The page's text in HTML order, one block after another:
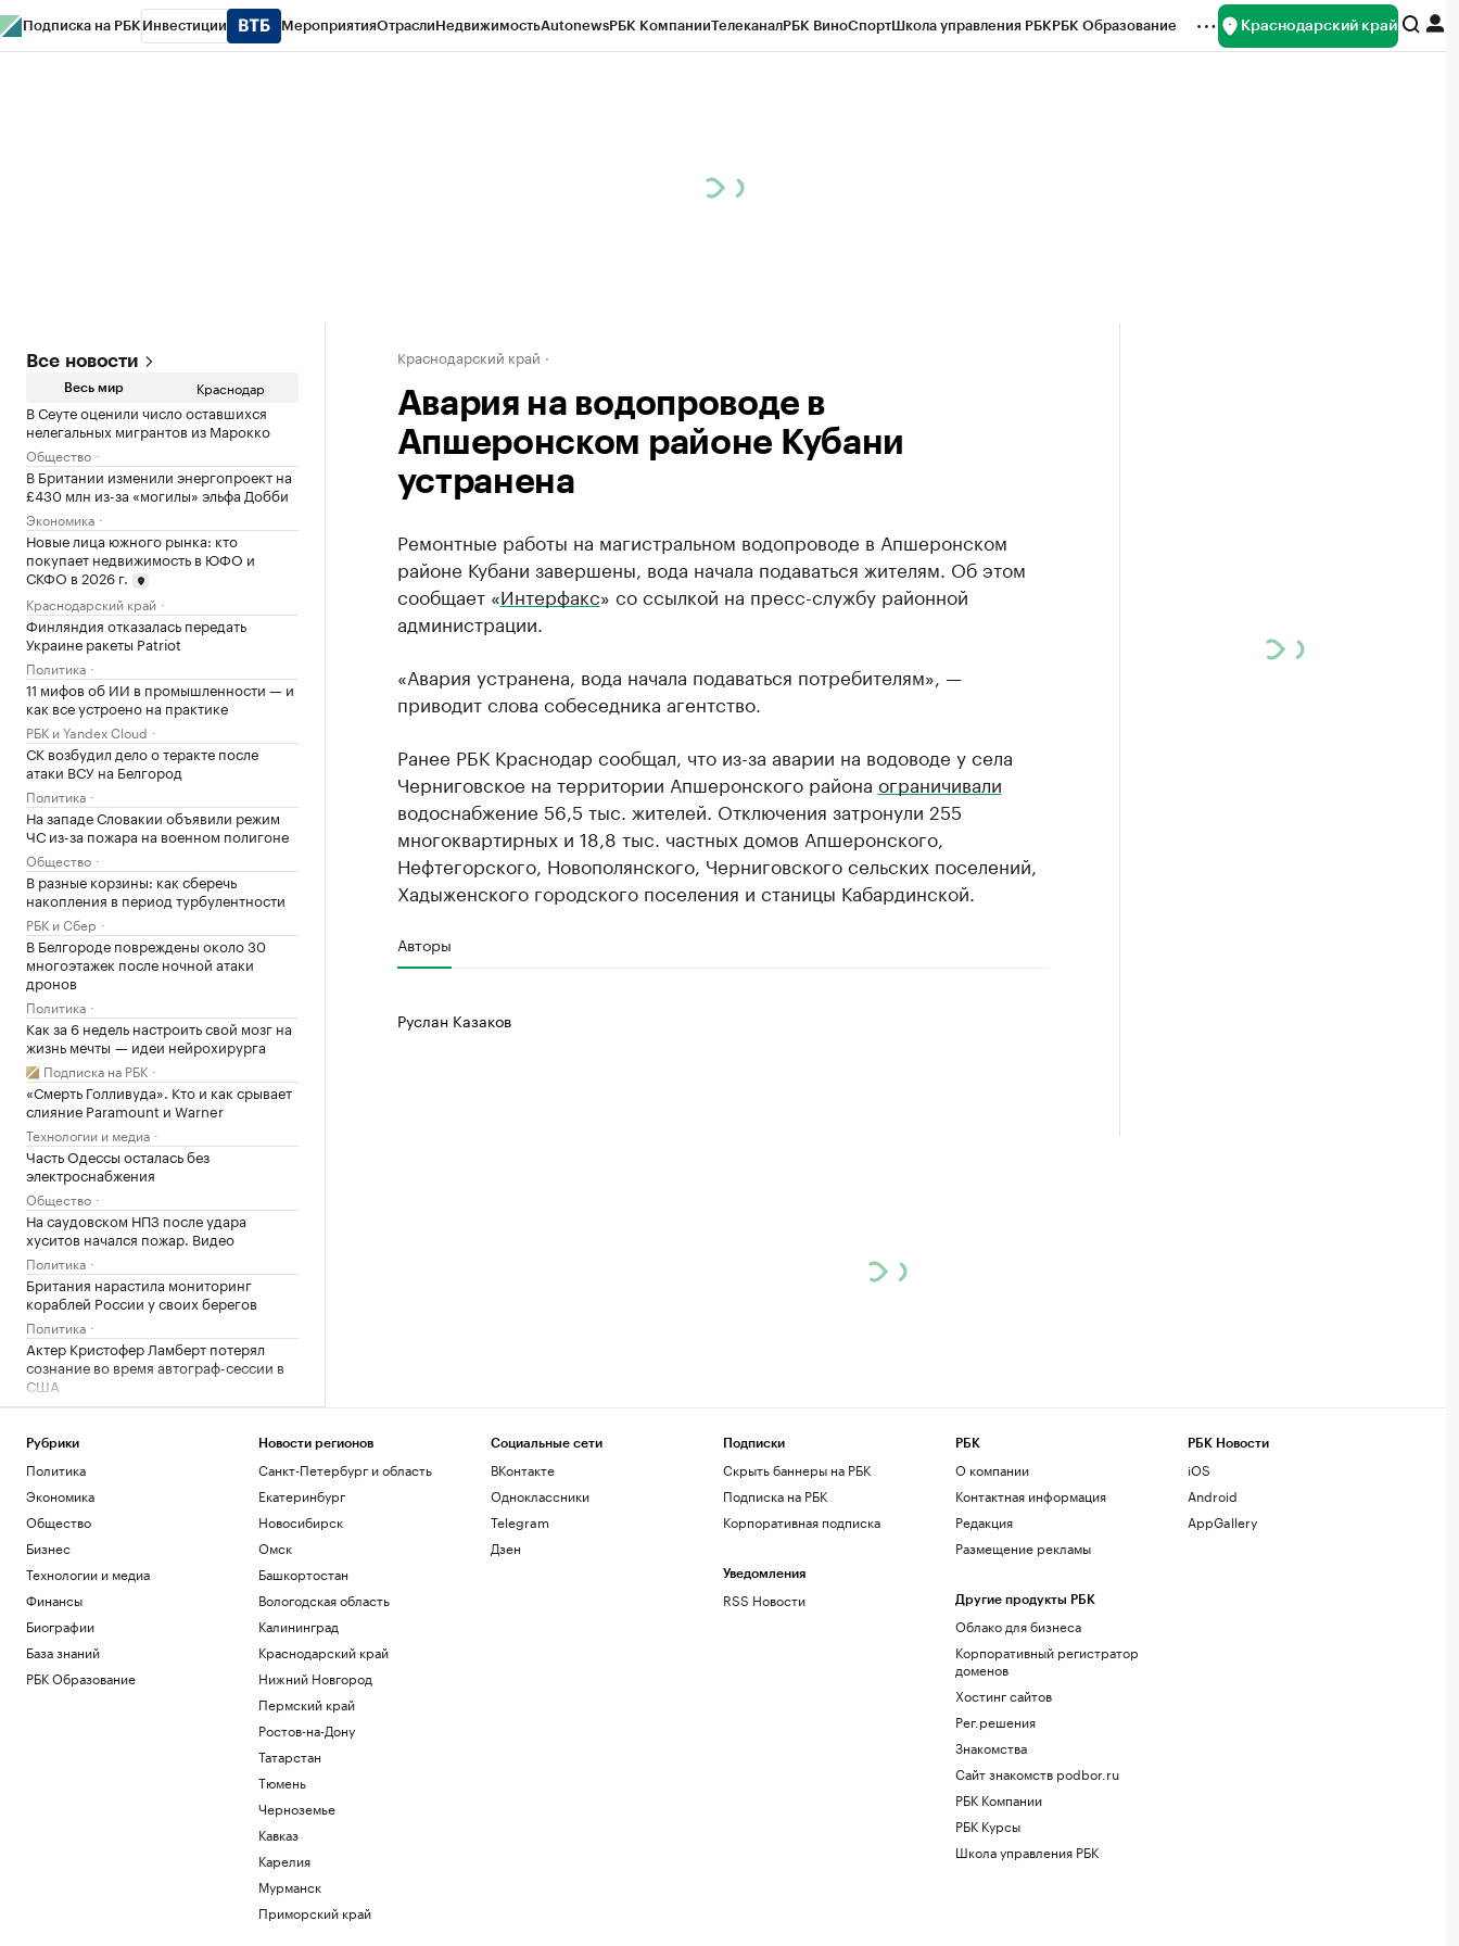
Подписка на РБК Инвестиции МероприятияОтраслиНедвижимостьAutonewsРБК КомпанииТелеканалРБК ВиноСпортШкола управления РБКРБК Образование Краснодарский край
Все новости
Весь мир Краснодар
В Сеуте оценили число оставшихся
нелегальных мигрантов из Марокко
Общество
В Британии изменили энергопроект на
£430 млн из-за «могилы» эльфа Добби
Экономика
Новые лица южного рынка: кто
покупает недвижимость в ЮФО и
СКФО в 2026 г.
Краснодарский край
Финляндия отказалась передать
Украине ракеты Patriot
Политика
11 мифов об ИИ в промышленности — и
как все устроено на практике
РБК и Yandex Cloud
СК возбудил дело о теракте после
атаки ВСУ на Белгород
Политика
На западе Словакии объявили режим
ЧС из-за пожара на военном полигоне
Общество
В разные корзины: как сберечь
накопления в период турбулентности
РБК и Сбер
В Белгороде повреждены около 30
многоэтажек после ночной атаки
дронов
Политика
Как за 6 недель настроить свой мозг на
жизнь мечты — идеи нейрохирурга
Подписка на РБК
«Смерть Голливуда». Кто и как срывает
слияние Paramount и Warner
Технологии и медиа
Часть Одессы осталась без
электроснабжения
Общество
На саудовском НПЗ после удара
хуситов начался пожар. Видео
Политика
Британия нарастила мониторинг
кораблей России у своих берегов
Политика
Актер Кристофер Ламберт потерял
сознание во время автограф-сессии в
США
Общество
$750 млн, продавая термосы
женщинам
Подписка на РБК
Как Петербургская биржа влияет на
бизнес и экономику
РБК и Петербургская Биржа
Три человека погибли при ночной
атаке на Белгород
Политика
Число погибших в ходе протестов в
пакистанской зоне Кашмира достигло
89
Хуситы атаковали беспилотником НПЗ
Краснодарский край
Авария на водопроводе в
Апшеронском районе Кубани
устранена
Ремонтные работы на магистральном водопроводе в Апшеронском
районе Кубани завершены, вода начала подаваться жителям. Об этом
сообщает «Интерфакс» со ссылкой на пресс-службу районной
администрации.
«Авария устранена, вода начала подаваться потребителям», —
приводит слова собеседника агентство.
Ранее РБК Краснодар сообщал, что из-за аварии на водоводе у села
Черниговское на территории Апшеронского района ограничивали
водоснабжение 56,5 тыс. жителей. Отключения затронули 255
многоквартирных и 18,8 тыс. частных домов Апшеронского,
Нефтегорского, Новополянского, Черниговского сельских поселений,
Хадыженского городского поселения и станицы Кабардинской.
Авторы
Руслан Казаков
Рубрики
Политика
Экономика
Общество
Бизнес
Технологии и медиа
Финансы
Биографии
База знаний
РБК Образование
Новости регионов
Санкт-Петербург и область
Екатеринбург
Новосибирск
Омск
Башкортостан
Вологодская область
Калининград
Краснодарский край
Нижний Новгород
Пермский край
Ростов-на-Дону
Татарстан
Тюмень
Черноземье
Кавказ
Карелия
Мурманск
Приморский край
Социальные сети
ВКонтакте
Одноклассники
Telegram
Дзен
Подписки
Скрыть баннеры на РБК
Подписка на РБК
Корпоративная подписка
Уведомления
RSS Новости
РБК
О компании
Контактная информация
Редакция
Размещение рекламы
Другие продукты РБК
Облако для бизнеса
Корпоративный регистратор
доменов
Хостинг сайтов
Рег.решения
Знакомства
Сайт знакомств podbor.ru
РБК Компании
РБК Курсы
Школа управления РБК
РБК Новости
iOS
Android
AppGallery